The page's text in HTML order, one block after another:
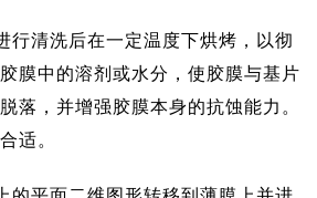
行清洗后在一定温度下烘烤，以彻
膜中的溶剂或水分，使胶膜与基片
落，并增强胶膜本身的抗蚀能力。
适。